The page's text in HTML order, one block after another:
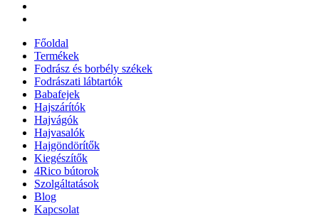
Főoldal
Termékek
Fodrász és borbély székek
Fodrászati lábtartók
Babafejek
Hajszárítók
Hajvágók
Hajvasalók
Hajgöndörítők
Kiegészítők
4Rico bútorok
Szolgáltatások
Blog
Kapcsolat